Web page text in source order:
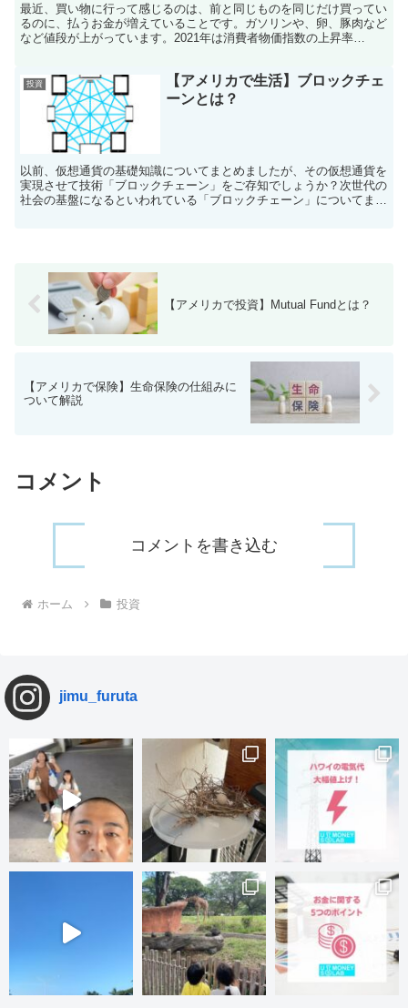
最近、買い物に行って感じるのは、前と同じものを同じだけ買ってい
るのに、払うお金が増えていることです。ガソリンや、卵、豚肉など
など値段が上がっています。2021年は消費者物価指数の上昇率
投資
【アメリカで生活】ブロックチェ
ーンとは？
以前、仮想通貨の基礎知識についてまとめましたが、その仮想通貨を
実現させて技術「ブロックチェーン」をご存知でしょうか？次世代の
社会の基盤になるといわれている「ブロックチェーン」についてまと
【アメリカで投資】Mutual Fundとは？
【アメリカで保険】生命保険の仕組みに
ついて解説
コメント
コメントを書き込む
ホーム 投資
jimu_furuta